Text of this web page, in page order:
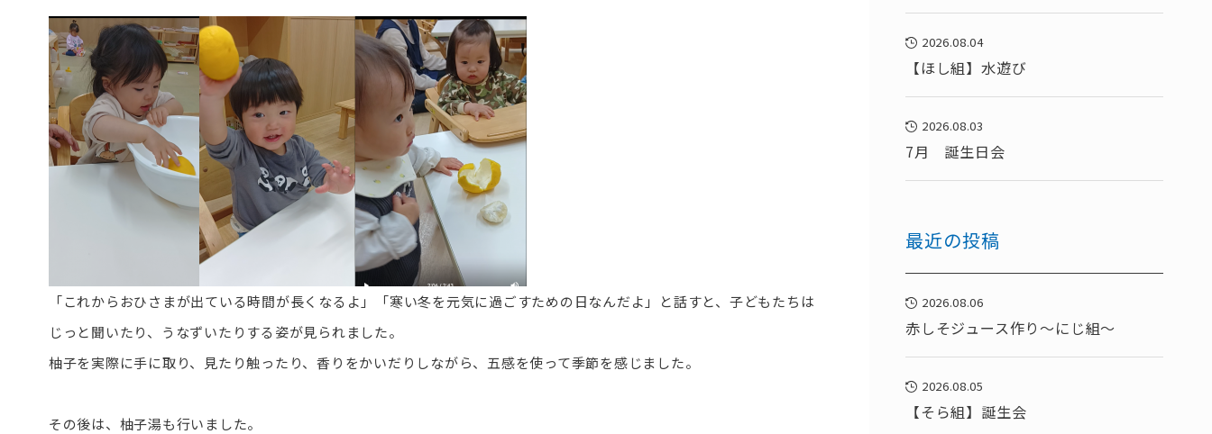
「これからおひさまが出ている時間が長くなるよ」「寒い冬を元気に過ごすための日なんだよ」と話すと、子どもたちは
じっと聞いたり、うなずいたりする姿が見られました。
柚子を実際に手に取り、見たり触ったり、香りをかいだりしながら、五感を使って季節を感じました。
その後は、柚子湯も行いました。
2026.08.04
【ほし組】水遊び
2026.08.03
7月 誕生日会
最近の投稿
2026.08.06
赤しそジュース作り～にじ組～
2026.08.05
【そら組】誕生会